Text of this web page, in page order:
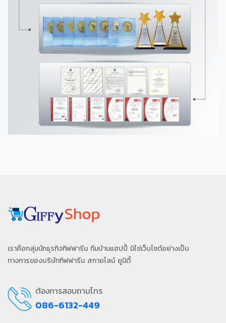
เราคือกลุ่มนักธุรกิจกิฟฟารีน ทีมบ้านแฮปปี้ มิใช่เว็บไซต์อย่างเป็น
ทางการของบริษัทกิฟฟารีน สกายไลน์ ยูนิตี้
ต้องการสอบถามโทร
086-6132-449